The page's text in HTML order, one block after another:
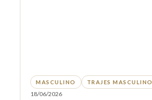
MASCULINO TRAJES
18/06/2026